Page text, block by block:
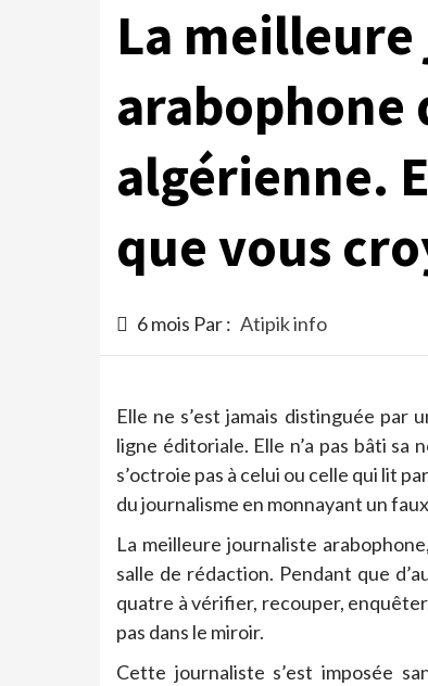
La
arabophone
algérienne.
que vous
6 mois Par : Atipik info
Elle ne s’est jamais distinguée par
ligne éditoriale. Elle n’a pas bâti sa
s’octroie pas à celui ou celle qui lit
du journalisme en monnayant un
La meilleure journaliste
salle de rédaction. Pendant que
quatre à vérifier, recouper,
pas dans le miroir.
Cette journaliste s’est imposée